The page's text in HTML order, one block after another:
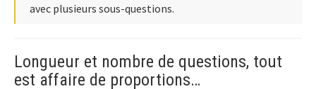
avec plusieurs sous-questions.
Longueur et nombre de questions, tout
est affaire de proportions…